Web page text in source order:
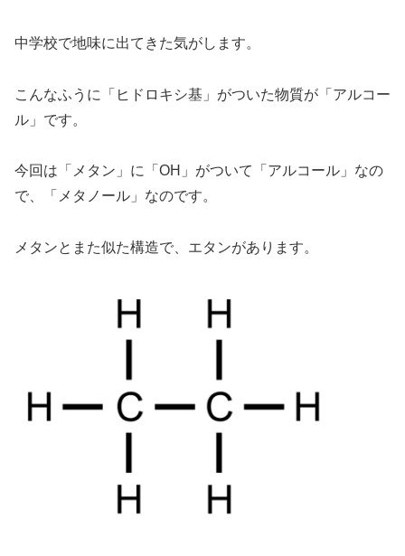
中学校で地味に出てきた気がします。
こんなふうに「ヒドロキシ基」がついた物質が「アルコー
ル」です。
今回は「メタン」に「OH」がついて「アルコール」なの
で、「メタノール」なのです。
メタンとまた似た構造で、エタンがあります。